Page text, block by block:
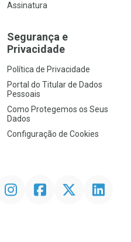
Assinatura
Segurança e
Privacidade
Política de Privacidade
Portal do Titular de Dados
Pessoais
Como Protegemos os Seus
Dados
Configuração de Cookies
InstagramFacebookTwitter Linkedin